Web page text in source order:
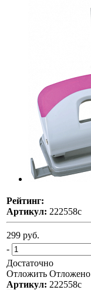
Рейтинг:
Артикул: 222558с
299 руб.
-
Достаточно
Отложить Отложено
Артикул: 222558с